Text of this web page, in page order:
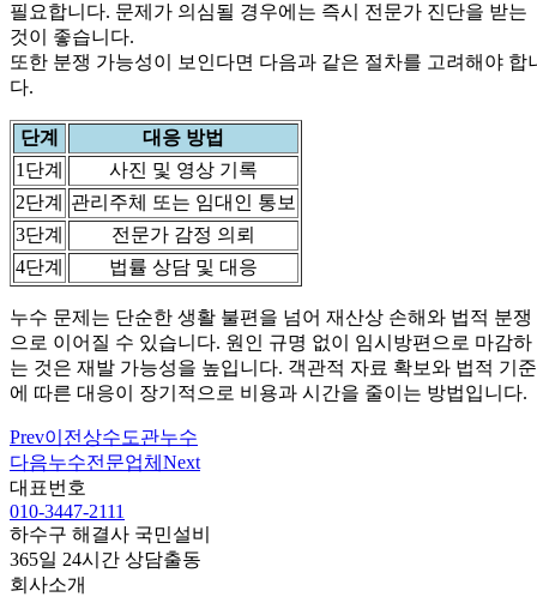
필요합니다. 문제가 의심될 경우에는 즉시 전문가 진단을 받는
것이 좋습니다.
또한 분쟁 가능성이 보인다면 다음과 같은 절차를 고려해야 합
다.
단계
대응 방법
1단계
사진 및 영상 기록
2단계
관리주체 또는 임대인 통보
3단계
전문가 감정 의뢰
4단계
법률 상담 및 대응
누수 문제는 단순한 생활 불편을 넘어 재산상 손해와 법적 분쟁
으로 이어질 수 있습니다. 원인 규명 없이 임시방편으로 마감하
는 것은 재발 가능성을 높입니다. 객관적 자료 확보와 법적 기준
에 따른 대응이 장기적으로 비용과 시간을 줄이는 방법입니다.
Prev이전상수도관누수
다음누수전문업체 Next
대표번호
010-3447-2111
하수구 해결사 국민설비
365일 24시간 상담출동
회사소개